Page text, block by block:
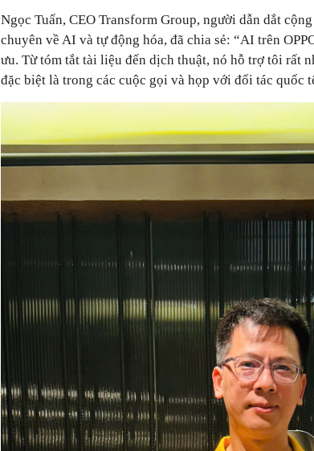
Ngọc Tuấn, CEO Transform Group, người dẫn dắt
chuyên về AI và tự động hóa, đã chia sẻ: “AI trên
ưu. Từ tóm tắt tài liệu đến dịch thuật, nó hỗ trợ tôi rất
đặc biệt là trong các cuộc gọi và họp với đối tác quốc